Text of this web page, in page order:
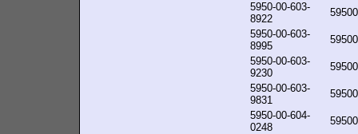
5950-00-603-
8922
5950-00-603-
8995
5950-00-603-
9230
5950-00-603-
9831
5950-00-604-
0248